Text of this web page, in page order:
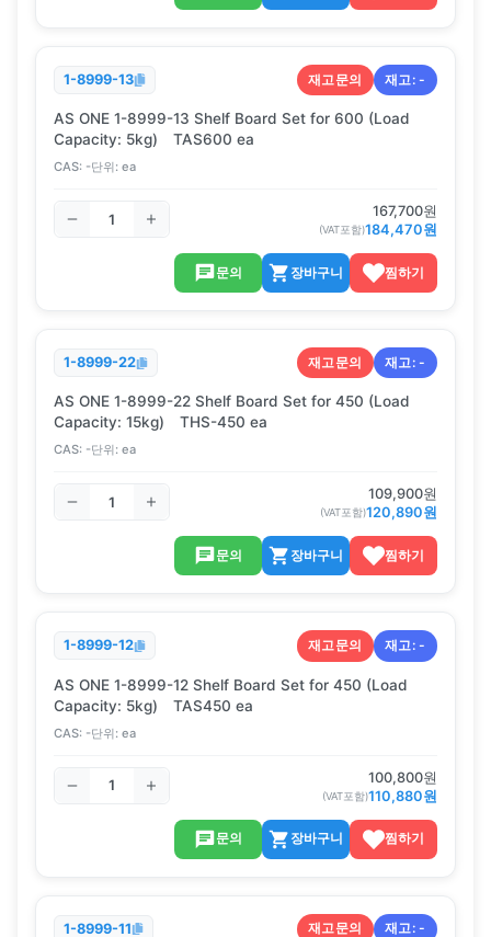
1-8999-13 재고문의 재고:-
AS ONE 1-8999-13 Shelf Board Set for 600 (Load
Capacity: 5kg) TAS600 ea
CAS: -단위: ea
167,700원
(VAT포함)184,470원
문의 장바구니 찜하기
1-8999-22 재고문의 재고:-
AS ONE 1-8999-22 Shelf Board Set for 450 (Load
Capacity: 15kg) THS-450 ea
CAS: -단위: ea
109,900원
(VAT포함)120,890원
문의 장바구니 찜하기
1-8999-12 재고문의 재고:-
AS ONE 1-8999-12 Shelf Board Set for 450 (Load
Capacity: 5kg) TAS450 ea
CAS: -단위: ea
100,800원
(VAT포함)110,880원
문의 장바구니 찜하기
1-8999-11 재고문의 재고:-